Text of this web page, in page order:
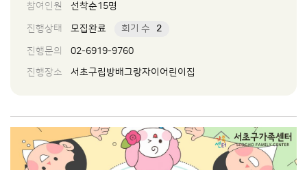
참여인원
선착순15명
진행상태 모집완료 회기 수 2
진행문의
02-6919-9760
진행장소
서초구립방배그랑자이어린이집